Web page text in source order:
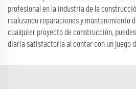
profesional en la industria de la
realizando reparaciones y mantenimiento
cualquier proyecto de construcción,
diaria satisfactoria al contar con un juego